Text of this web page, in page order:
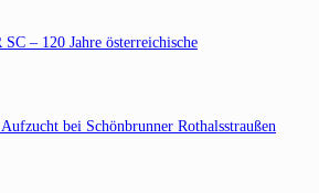
– 120 Jahre österreichische
bei Schönbrunner Rothalsstraußen